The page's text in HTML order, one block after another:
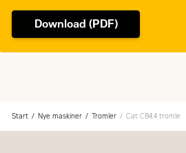
Download (PDF)
Start Nye maskiner Tromler Cat CB4.4 tromle